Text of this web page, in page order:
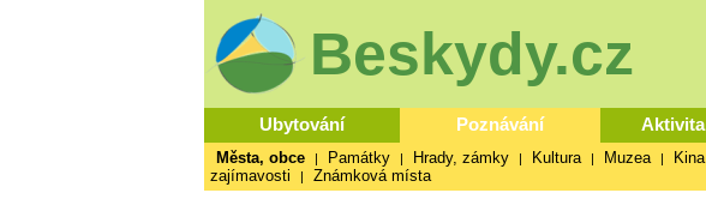
Beskydy.cz
Ubytování Poznávání Aktivita
Města, obce | Památky | Hrady, zámky | Kultura | Muzea | Kina
zajímavosti
| Známková místa